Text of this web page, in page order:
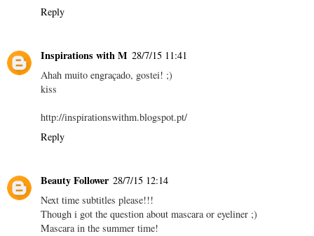
Reply
Inspirations with M 28/7/15 11:41
Ahah muito engraçado, gostei! ;)
kiss
http://inspirationswithm.blogspot.pt/
Reply
Beauty Follower 28/7/15 12:14
Next time subtitles please!!!
Though i got the question about mascara or eyeliner ;)
Mascara in the summer time!